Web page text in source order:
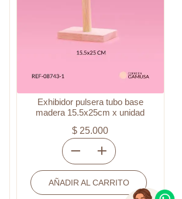
Exhibidor pulsera tubo base
madera 15.5x25cm x unidad
$ 25.000
Exhibidor
pulsera
tubo
base
AÑADIR AL CARRITO